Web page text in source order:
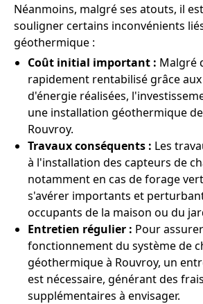
Néanmoins, malgré ses atouts, il
souligner certains inconvénients
géothermique :
Coût initial important : Malgré
rapidement rentabilisé grâce
d'énergie réalisées,
une installation géothermique
Rouvroy.
Travaux conséquents : Les
à l'installation des capteurs de
notamment en cas de forage
s'avérer importants et
occupants de la maison ou du
Entretien régulier : Pour
fonctionnement du système de
géothermique à Rouvroy, un
est nécessaire, générant des frais
supplémentaires à envisager.